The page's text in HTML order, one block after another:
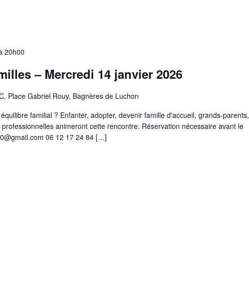
20h00
– Mercredi 14 janvier 2026
Place Gabriel Rouy, Bagnères de Luchon
familial ? Enfanter, adopter, devenir famille d'accueil, grands-parents,
animeront cette rencontre. Réservation nécessaire avant le
06 12 17 24 84 […]